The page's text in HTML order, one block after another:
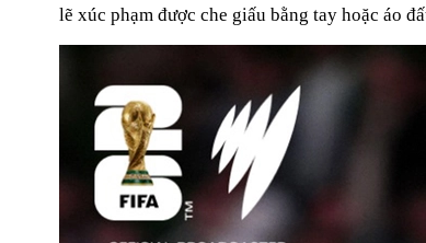
lẽ xúc phạm được che giấu bằng tay hoặc áo